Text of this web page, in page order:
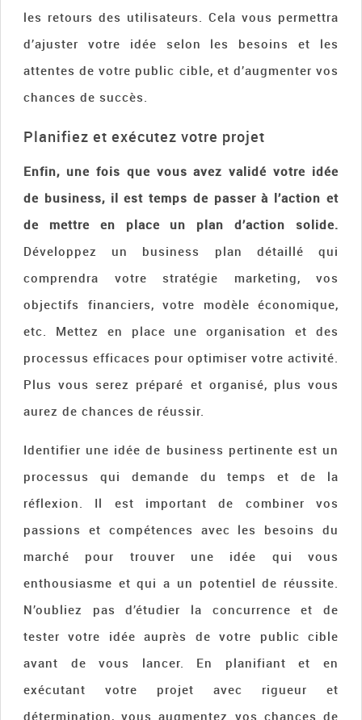
les retours des utilisateurs. Cela vous permettra
d’ajuster votre idée selon les besoins et les
attentes de votre public cible, et d’augmenter vos
chances de succès.
Planifiez et exécutez votre projet
Enfin, une fois que vous avez validé votre idée
de business, il est temps de passer à l’action et
de mettre en place un plan d’action solide.
Développez un business plan détaillé qui
comprendra votre stratégie marketing, vos
objectifs financiers, votre modèle économique,
etc. Mettez en place une organisation et des
processus efficaces pour optimiser votre activité.
Plus vous serez préparé et organisé, plus vous
aurez de chances de réussir.
Identifier une idée de business pertinente est un
processus qui demande du temps et de la
réflexion. Il est important de combiner vos
passions et compétences avec les besoins du
marché pour trouver une idée qui vous
enthousiasme et qui a un potentiel de réussite.
N’oubliez pas d’étudier la concurrence et de
tester votre idée auprès de votre public cible
avant de vous lancer. En planifiant et en
exécutant votre projet avec rigueur et
détermination, vous augmentez vos chances de